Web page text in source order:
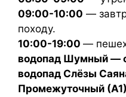
09:00-10:00 —
походу.
10:00-19:00 —
водопад Шумный —
водопад Слёзы
Промежуточный